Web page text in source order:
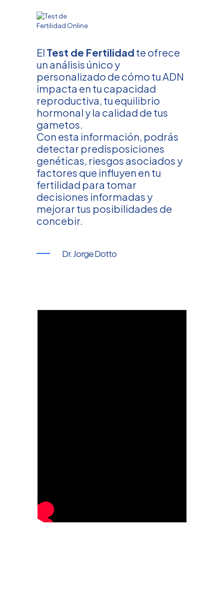
El Test de Fertilidad te ofrece
un análisis único y
personalizado de cómo tu ADN
impacta en tu capacidad
reproductiva, tu equilibrio
hormonal y la calidad de tus
gametos.
Con esta información, podrás
detectar predisposiciones
genéticas, riesgos asociados y
factores que influyen en tu
fertilidad para tomar
decisiones informadas y
mejorar tus posibilidades de
concebir.
Dr. Jorge Dotto